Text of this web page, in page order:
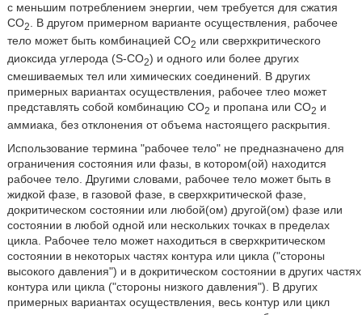
с меньшим потреблением энергии, чем требуется для сжатия
CO2. В другом примерном варианте осуществления, рабочее
тело может быть комбинацией CO2 или сверхкритического
диоксида углерода (S-CO2) и одного или более других
смешиваемых тел или химических соединений. В других
примерных вариантах осуществления, рабочее тлео может
представлять собой комбинацию CO2 и пропана или CO2 и
аммиака, без отклонения от объема настоящего раскрытия.
Использование термина ʺрабочее телоʺ не предназначено для
ограничения состояния или фазы, в котором(ой) находится
рабочее тело. Другими словами, рабочее тело может быть в
жидкой фазе, в газовой фазе, в сверхкритической фазе,
докритическом состоянии или любой(ом) другой(ом) фазе или
состоянии в любой одной или нескольких точках в пределах
цикла. Рабочее тело может находиться в сверхкритическом
состоянии в некоторых частях контура или цикла (ʺстороны
высокого давленияʺ) и в докритическом состоянии в других частях
контура или цикла (ʺстороны низкого давленияʺ). В других
примерных вариантах осуществления, весь контур или цикл